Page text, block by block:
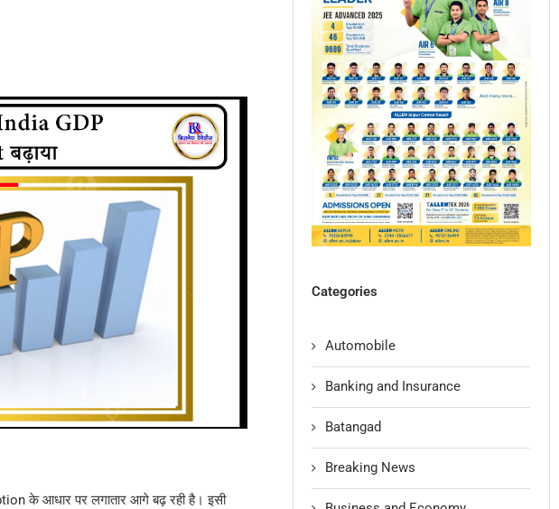
के आधार पर लगातार आगे बढ़ रही है। इसी
Categories
Automobile
Banking and Insurance
Batangad
Breaking News